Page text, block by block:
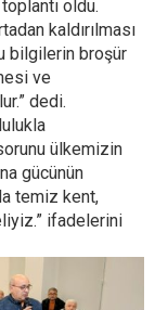
oldu.
kaldırılması
bilgilerin broşür
ve
dedi.
ülkemizin
gücünün
temiz kent,
ifadelerini